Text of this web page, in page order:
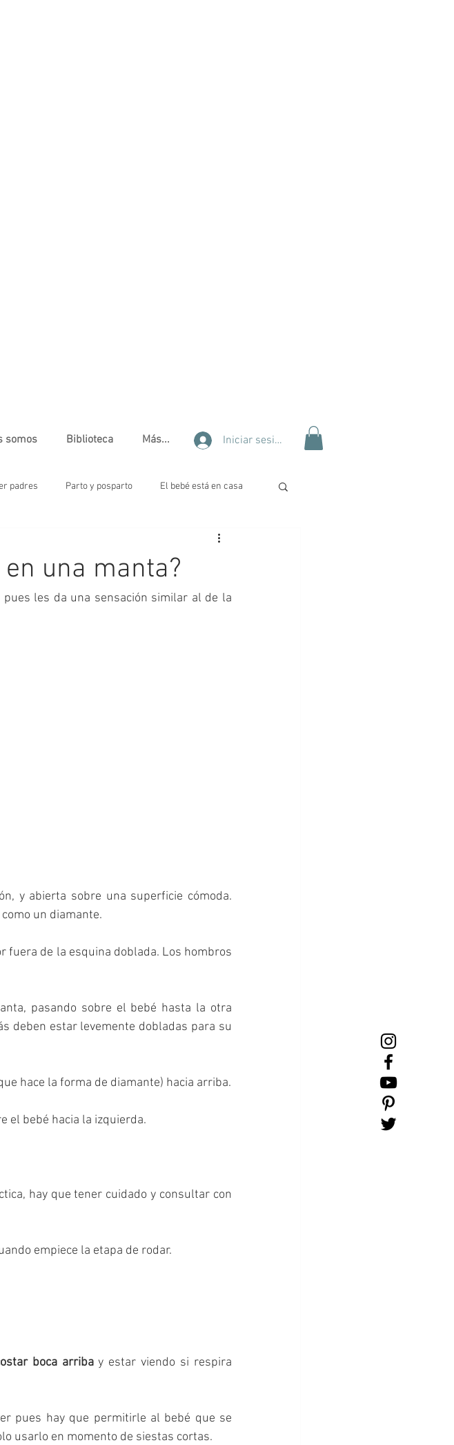
somos Biblioteca Más... Iniciar sesión
padres Parto y posparto El bebé está en casa
Tips de belleza
Salud emocional Alimen. Complementaria
una manta?
les da una sensación similar al de la
y abierta sobre una superficie cómoda.
un diamante.
fuera de la esquina doblada. Los hombros
pasando sobre el bebé hasta la otra
deben estar levemente dobladas para su
el bebé hacia la izquierda.
hay que tener cuidado y consultar con
empiece la etapa de rodar.
boca arriba y estar viendo si respira
pues hay que permitirle al bebé que se
usarlo en momento de siestas cortas.